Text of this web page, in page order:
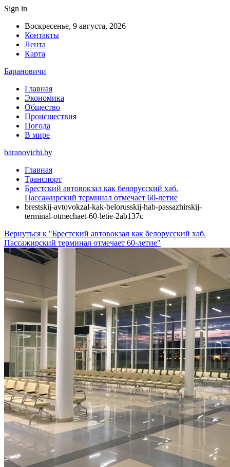
Sign in
Воскресенье, 9 августа, 2026
Контакты
Лента
Карта
Барановичи
Главная
Экономика
Общество
Происшествия
Погода
В мире
baranovichi.by
Главная
Транспорт
Брестский автовокзал как белорусский хаб.
Пассажирский терминал отмечает 60-летие
brestskij-avtovokzal-kak-belorusskij-hab-passazhirskij-
terminal-otmechaet-60-letie-2ab137c
Вернуться к "Брестский автовокзал как белорусский хаб.
Пассажирский терминал отмечает 60-летие"